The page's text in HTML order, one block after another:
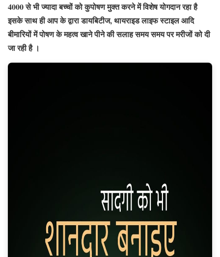
4000 से भी ज्यादा बच्चों को कुपोषण मुक्त करने में विशेष योगदान रहा है
इसके साथ ही आप के द्वारा डायबिटीज, थायराइड लाइफ स्टाइल आदि
बीमारियों में पोषण के महत्व खाने पीने की सलाह समय समय पर मरीजों को दी
जा रही है ।